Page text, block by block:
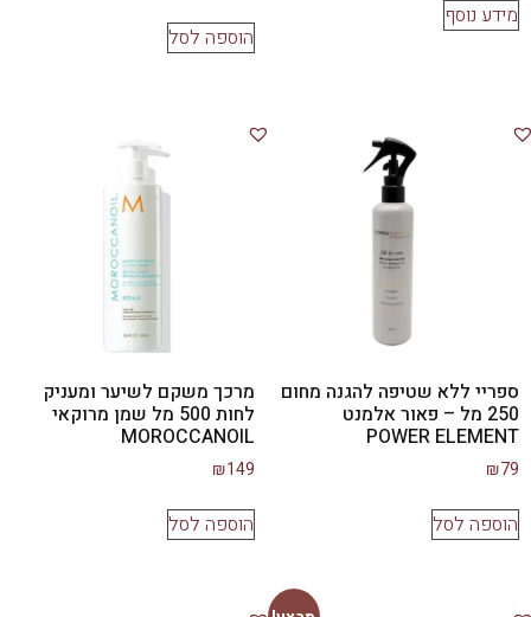
מידע נוסף
הוספה לסל
ספריי ללא שטיפה להגנה מחום
250 מל – פאור אלמנט
POWER ELEMENT
₪79
הוספה לסל
מרכך משקם לשיער ומעניק
לחות 500 מל שמן מרוקאי
MOROCCANOIL
₪149
הוספה לסל